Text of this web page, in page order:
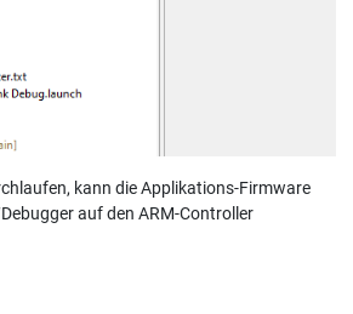
kann die Applikations-Firmware
auf den ARM-Controller